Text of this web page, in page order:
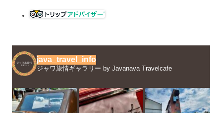
java_travel_info
ジャワ旅情ギャラリー by Javanava Travelcafe